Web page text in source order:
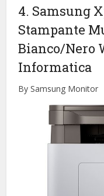
4. Samsung
Stampante
Bianco/Nero
Informatica
By Samsung Monitor